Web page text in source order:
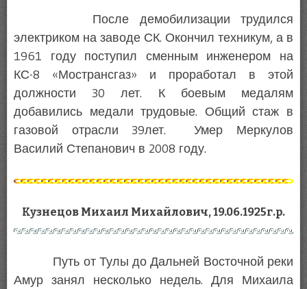
После демобилизации трудился
электриком на заводе СК. Окончил техникум, а в
1961 году поступил сменным инженером на
КС-8 «Мострансгаз» и проработал в этой
должности 30 лет. К боевым медалям
добавились медали трудовые. Общий стаж в
газовой отрасли 39лет. Умер Меркулов
Василий Степанович в 2008 году.
Кузнецов Михаил Михайлович, 19.06.1925г.р.
Путь от Тулы до Дальней Восточной реки
Амур занял несколько недель. Для Михаила